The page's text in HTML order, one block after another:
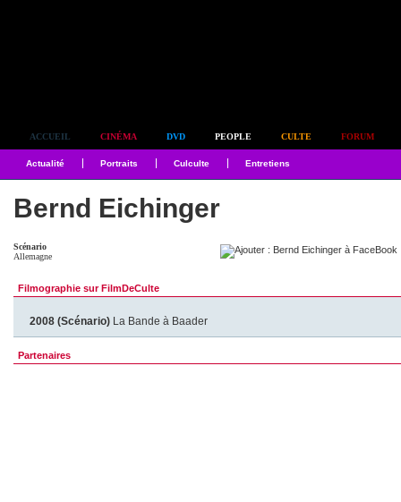
ACCUEIL CINÉMA DVD PEOPLE CULTE FORUM
Actualité Portraits Culculte Entretiens
Bernd Eichinger
Scénario
Allemagne
Filmographie sur FilmDeCulte
2008 (Scénario) La Bande à Baader
Partenaires